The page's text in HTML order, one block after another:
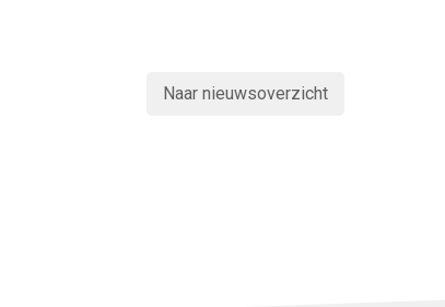
Naar nieuwsoverzicht